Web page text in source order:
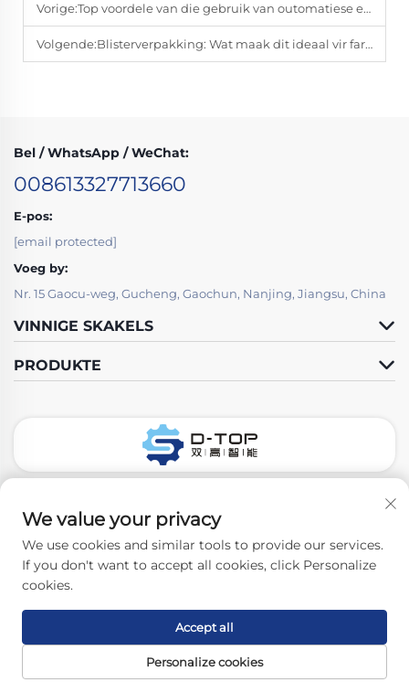
Vorige:Top voordele van die gebruik van outomatiese etiketteermasjiene in produksie
Volgende:Blisterverpakking: Wat maak dit ideaal vir farmaseutiese gebruik?
Bel / WhatsApp / WeChat:
008613327713660
E-pos:
[email protected]
Voeg by:
Nr. 15 Gaocu-weg, Gucheng, Gaochun, Nanjing, Jiangsu, China
VINNIGE SKAKELS
PRODUKTE
Kopiereg © 2026 Nanjing D-Top Pharmatech Co., Ltd. Alle regte
We value your privacy
We use cookies and similar tools to provide our services.
If you don't want to accept all cookies, click Personalize
cookies.
Personalize cookies
Accept all